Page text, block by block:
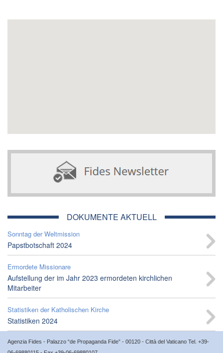
DOKUMENTE AKTUELL
Sonntag der Weltmission
Papstbotschaft 2024
Ermordete Missionare
Aufstellung der im Jahr 2023 ermordeten kirchlichen
Mitarbeiter
Statistiken der Katholischen Kirche
Statistiken 2024
Agenzia Fides - Palazzo “de Propaganda Fide” - 00120 - Città del Vaticano Tel. +39-